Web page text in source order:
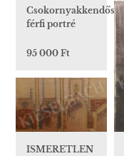
Csokornyakkendős
férfi portré
95 000 Ft
ISMERETLEN